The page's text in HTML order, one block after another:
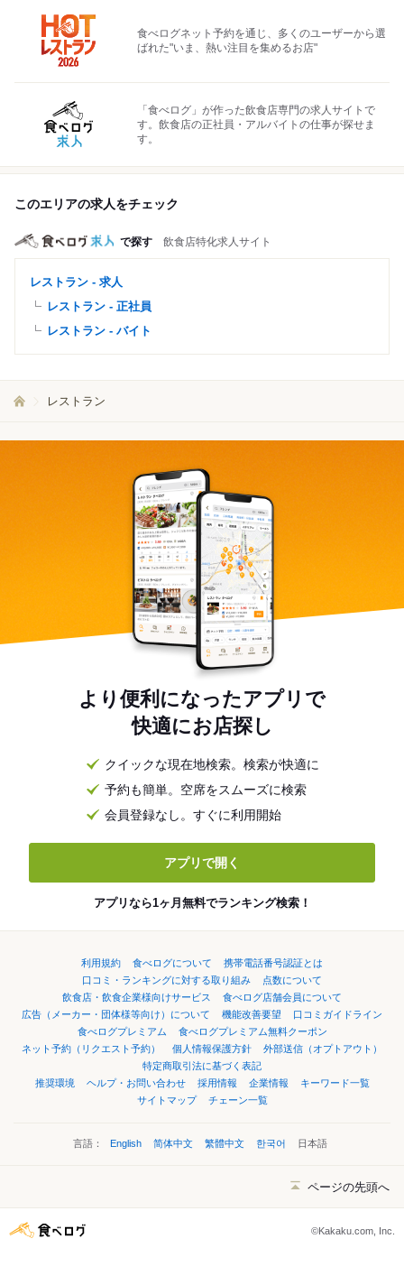
食べログネット予約を通じ、多くのユーザーから選
ばれた"いま、熱い注目を集めるお店"
「食べログ」が作った飲食店専門の求人サイトで
す。飲食店の正社員・アルバイトの仕事が探せま
す。
このエリアの求人をチェック
で探す 飲食店特化求人サイト
レストラン - 求人
レストラン - 正社員
レストラン - バイト
レストラン
より便利になったアプリで
快適にお店探し
クイックな現在地検索。検索が快適に
予約も簡単。空席をスムーズに検索
会員登録なし。すぐに利用開始
アプリで開く
アプリなら1ヶ月無料でランキング検索！
利用規約 食べログについて
携帯電話番号認証とは
口コミ・ランキングに対する取り組み
点数について
飲食店・飲食企業様向けサービス
食べログ店舗会員について
広告（メーカー・団体様等向け）について
機能改善要望
口コミガイドライン
食べログプレミアム
食べログプレミアム無料クーポン
ネット予約（リクエスト予約）
個人情報保護方針
外部送信（オプトアウト）
特定商取引法に基づく表記
推奨環境
ヘルプ・お問い合わせ 採用情報 企業情報
キーワード一覧
サイトマップ
チェーン一覧
言語： English 简体中文 繁體中文 한국어 日本語
ページの先頭へ
©Kakaku.com, Inc.